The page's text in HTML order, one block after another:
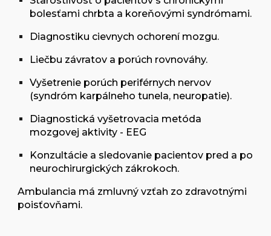
bolesťami chrbta a koreňovými syndrómami.
Diagnostiku cievnych ochorení mozgu.
Liečbu závratov a porúch rovnováhy.
Vyšetrenie porúch periférnych nervov
(syndróm karpálneho tunela, neuropatie).
Diagnostická vyšetrovacia metóda
mozgovej aktivity - EEG
Konzultácie a sledovanie pacientov pred a po
neurochirurgických zákrokoch.
Ambulancia má zmluvný vzťah zo zdravotnými
poisťovňami.